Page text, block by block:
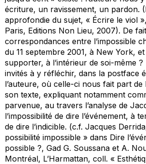
écriture, un ravissement, un pardon.
approfondie du sujet, « Écrire le viol
Paris, Editions Non Lieu, 2007). De
correspondances entre l’impossible
du 11 septembre 2001, à New York, et
supporter, à l’intérieur de soi-même ?
invités à y réfléchir, dans la postface
l’auteure, où celle-ci nous fait part de
son texte, expliquant notamment
parvenue, au travers l’analyse de
l’impossibilité de dire l’événement, à
de dire l’indicible. (c.f. Jacques
possibilité impossible » dans Dire
possible ?, Gad G. Soussana et A.
Montréal, L’Harmattan, coll. «